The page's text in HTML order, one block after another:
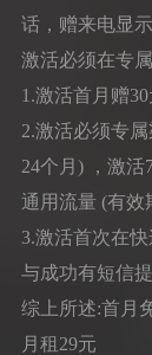
话，赠来电显示
激活必须在专
1.激活首月赠
2.激活必须专
24个月) ，激活
通用流量 (有效
3.激活首次在
与成功有短信提
综上所述:首月
月租29元